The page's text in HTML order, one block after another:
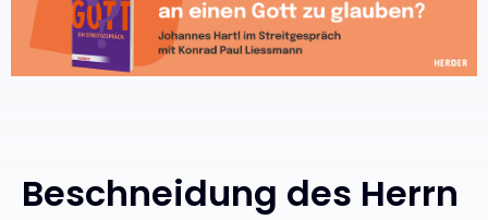
Beschneidung des Herrn